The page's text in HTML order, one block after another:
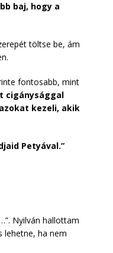
baj, hogy a
töltse be, ám
fontosabb, mint
cigánysággal
kezeli, akik
Petyával.”
Nyilván hallottam
lehetne, ha nem